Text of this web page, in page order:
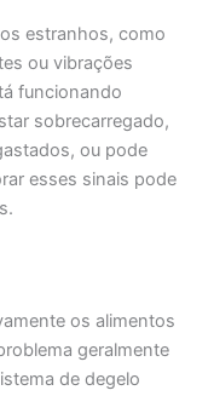
estranhos, como
ou vibrações
funcionando
sobrecarregado,
ou pode
esses sinais pode
os alimentos
geralmente
de degelo